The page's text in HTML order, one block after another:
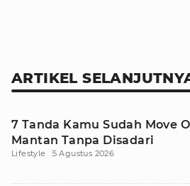
ARTIKEL
7 Tanda Kamu Sudah Move
Mantan Tanpa Disadari
Lifestyle 5 Agustus 2026